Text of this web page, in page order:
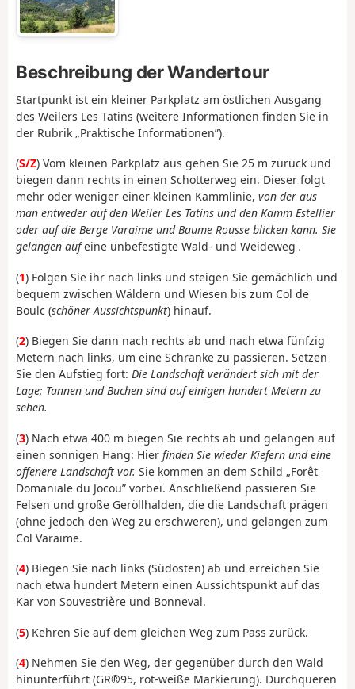
Beschreibung der Wandertour
Startpunkt ist ein kleiner Parkplatz am östlichen Ausgang
des Weilers Les Tatins (weitere Informationen finden Sie in
der Rubrik „Praktische Informationen”).
(S/Z) Vom kleinen Parkplatz aus gehen Sie 25 m zurück und
biegen dann rechts in einen Schotterweg ein. Dieser folgt
mehr oder weniger einer kleinen Kammlinie, von der aus
man entweder auf den Weiler Les Tatins und den Kamm Estellier
oder auf die Berge Varaime und Baume Rousse blicken kann. Sie
gelangen aufeine unbefestigte Wald- und Weideweg .
(1) Folgen Sie ihr nach links und steigen Sie gemächlich und
bequem zwischen Wäldern und Wiesen bis zum Col de
Boulc (schöner Aussichtspunkt) hinauf.
(2) Biegen Sie dann nach rechts ab und nach etwa fünfzig
Metern nach links, um eine Schranke zu passieren. Setzen
Sie den Aufstieg fort: Die Landschaft verändert sich mit der
Lage; Tannen und Buchen sind auf einigen hundert Metern zu
sehen.
(3) Nach etwa 400 m biegen Sie rechts ab und gelangen auf
einen sonnigen Hang: Hier finden Sie wieder Kiefern und eine
offenere Landschaft vor. Sie kommen an dem Schild „Forêt
Domaniale du Jocou” vorbei. Anschließend passieren Sie
Felsen und große Geröllhalden, die die Landschaft prägen
(ohne jedoch den Weg zu erschweren), und gelangen zum
Col Varaime.
(4) Biegen Sie nach links (Südosten) ab und erreichen Sie
nach etwa hundert Metern einen Aussichtspunkt auf das
Kar von Souvestrière und Bonneval.
(5) Kehren Sie auf dem gleichen Weg zum Pass zurück.
(4) Nehmen Sie den Weg, der gegenüber durch den Wald
hinunterführt (GR®95, rot-weiße Markierung). Durchqueren